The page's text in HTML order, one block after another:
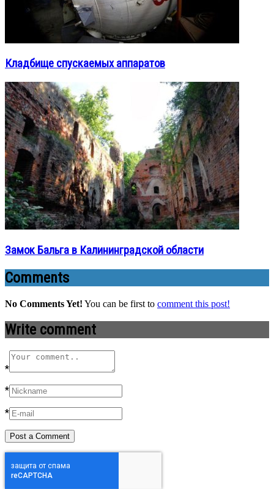
Кладбище спускаемых аппаратов
Замок Бальга в Калининградской области
Comments
No Comments Yet! You can be first to comment this post!
Write comment
*
*
*